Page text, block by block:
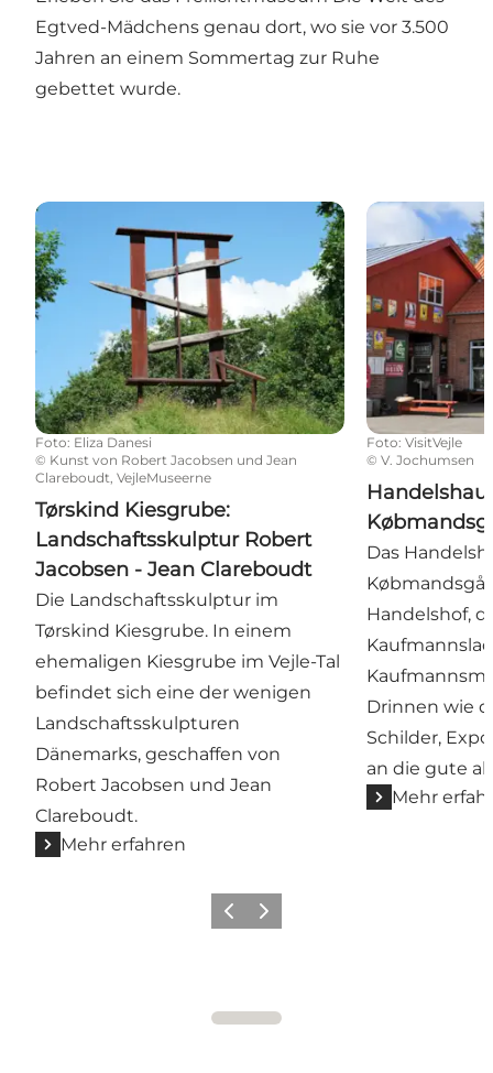
Egtved-Mädchens genau dort, wo sie vor 3.500
Jahren an einem Sommertag zur Ruhe
gebettet wurde.
Tørskind Kiesgrube: Landschaftsskulptur Robert
Foto: Eliza Danesi
© Kunst von Robert Jacobsen und Jean
Clareboudt, VejleMuseerne
Tørskind Kiesgrube:
Landschaftsskulptur Robert
Jacobsen - Jean Clareboudt
Die Landschaftsskulptur im
Tørskind Kiesgrube. In einem
ehemaligen Kiesgrube im Vejle-Tal
befindet sich eine der wenigen
Landschaftsskulpturen
Dänemarks, geschaffen von
Robert Jacobsen und Jean
Clareboudt.
Mehr erfahren
Handelshaus
Foto: VisitVejle
©V. Jochumsen
Das
Handelshof,
Drinnen wie
Schilder,
an die gute
Mehr
ZurückWeiter